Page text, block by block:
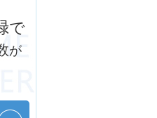
で
が